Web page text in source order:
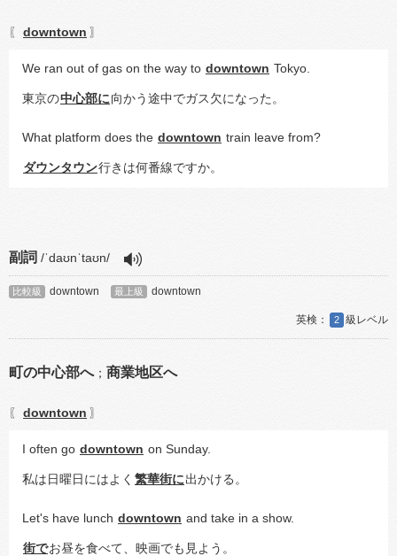
〖 downtown 〗
We ran out of gas on the way to downtown Tokyo.
東京の中心部に向かう途中でガス欠になった。
What platform does the downtown train leave from?
ダウンタウン行きは何番線ですか。
副詞 /ˈdaʊnˈtaʊn/
比較級 downtown 最上級 downtown
2
町の中心部へ； 商業地区へ
〖 downtown 〗
I often go downtown on Sunday.
私は日曜日にはよく 繁華街に出かける。
Let's have lunch downtown and take in a show.
街でお昼を食べて、映画でも見よう。